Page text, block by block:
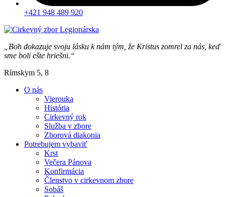
+421 948 489 920
„Boh dokazuje svoju lásku k nám tým, že Kristus zomrel za nás, keď
sme boli ešte hriešni.“
Rímskym 5, 8
O nás
Vierouka
História
Cirkevný rok
Služba v zbore
Zborová diakonia
Potrebujem vybaviť
Krst
Večera Pánova
Konfirmácia
Členstvo v cirkevnom zbore
Sobáš